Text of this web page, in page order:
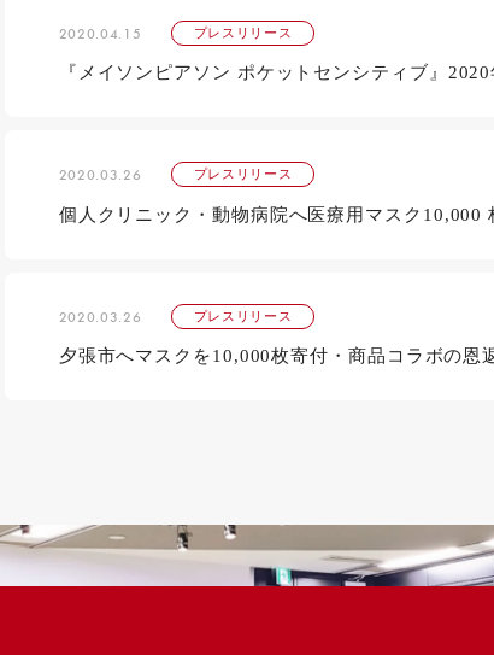
2020.04.15 プレスリリース
『メイソンピアソン ポケットセンシティブ』
2020.03.26 プレスリリース
個人クリニック・動物病院へ医療用マスク10,000
2020.03.26 プレスリリース
夕張市へマスクを10,000枚寄付・商品コラボの恩